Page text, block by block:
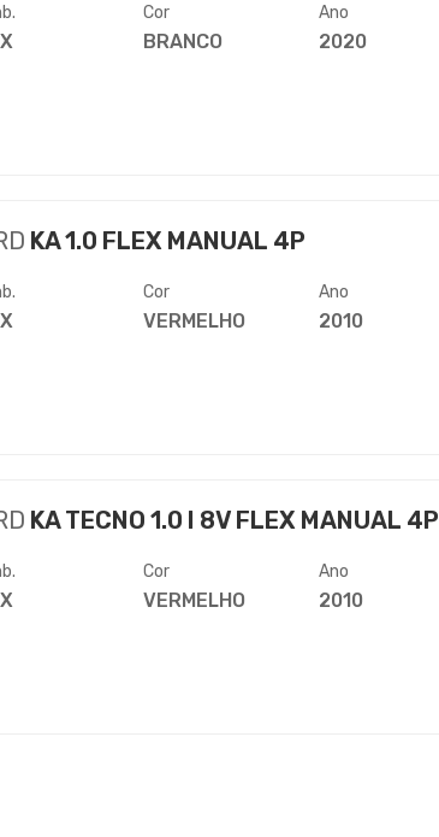
Cor
BRANCO
Ano
2020
KA 1.0 FLEX MANUAL 4P
Cor
VERMELHO
Ano
2010
KA TECNO 1.0 I 8V FLEX MANUAL 4P
Cor
VERMELHO
Ano
2010